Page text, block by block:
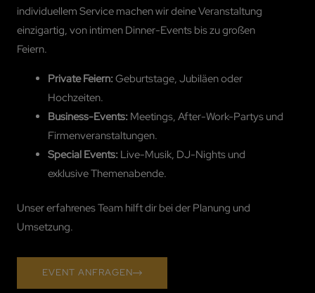
individuellem Service machen wir deine Veranstaltung
einzigartig, von intimen Dinner-Events bis zu großen
Feiern.
Private Feiern: Geburtstage, Jubiläen oder
Hochzeiten.
Business-Events: Meetings, After-Work-Partys und
Firmenveranstaltungen.
Special Events: Live-Musik, DJ-Nights und
exklusive Themenabende.
Unser erfahrenes Team hilft dir bei der Planung und
Umsetzung.
EVENT ANFRAGEN